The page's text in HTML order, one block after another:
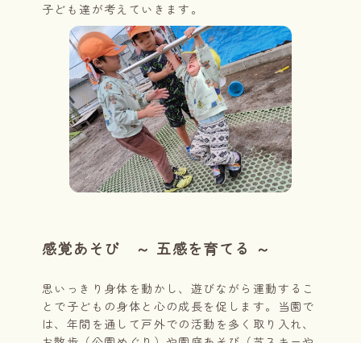
子ども達が考えていきます。
感覚あそび ～ 五感を育てる ～
思いっきり身体を動かし、遊びながら運動するこ
とで子どもの身体と心の成長を促します。当園で
は、年間を通して戸外での活動を多く取り入れ、